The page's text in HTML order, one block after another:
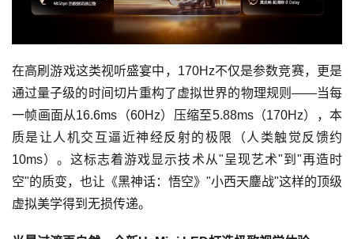
在高刷游戏这类视听盛宴中，170Hz不仅是参数竞赛，更是
通过量子级的时间切片重构了虚拟世界的物理规则——当每
一帧画面从16.6ms（60Hz）压缩至5.88ms（170Hz），本
质是让人机交互逼近神经反射的极限（人类触觉反馈约
10ms）。这标志着游戏显示技术从"呈现艺术"到"再造时
空"的质变，也让《黑神话：悟空》"小西天鏖战"这样的顶级
虚拟美学得到无损传递。